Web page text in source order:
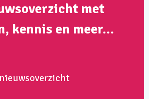
met
kennis en meer…